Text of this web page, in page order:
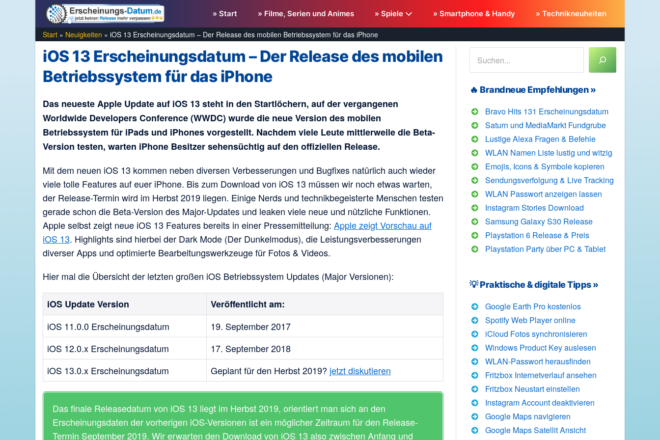
» Start » Filme, Serien und Animes » Spiele » Smartphone & Handy » Technikneuheiten
Start » Neuigkeiten » iOS 13 Erscheinungsdatum – Der Release des mobilen Betriebssystem für das iPhone
iOS 13 Erscheinungsdatum – Der Release des mobilen
Betriebssystem für das iPhone
Das neueste Apple Update auf iOS 13 steht in den Startlöchern, auf der vergangenen
Worldwide Developers Conference (WWDC) wurde die neue Version des mobilen
Betriebssystem für iPads und iPhones vorgestellt. Nachdem viele Leute mittlerweile die Beta-
Version testen, warten iPhone Besitzer sehensüchtig auf den offiziellen Release.
Mit dem neuen iOS 13 kommen neben diversen Verbesserungen und Bugfixes natürlich auch wieder
viele tolle Features auf euer iPhone. Bis zum Download von iOS 13 müssen wir noch etwas warten,
der Release-Termin wird im Herbst 2019 liegen. Einige Nerds und technikbegeisterte Menschen testen
gerade schon die Beta-Version des Major-Updates und leaken viele neue und nützliche Funktionen.
Apple selbst zeigt neue iOS 13 Features bereits in einer Pressemitteilung: Apple zeigt Vorschau auf
iOS 13. Highlights sind hierbei der Dark Mode (Der Dunkelmodus), die Leistungsverbesserungen
diverser Apps und optimierte Bearbeitungswerkzeuge für Fotos & Videos.
Hier mal die Übersicht der letzten großen iOS Betriebssystem Updates (Major Versionen):
iOS Update Version
Veröffentlicht am:
iOS 11.0.0 Erscheinungsdatum
19. September 2017
iOS 12.0.x Erscheinungsdatum
17. September 2018
iOS 13.0.x Erscheinungsdatum
Geplant für den Herbst 2019? jetzt diskutieren
Das finale Releasedatum von iOS 13 liegt im Herbst 2019, orientiert man sich an den
Erscheinungsdaten der vorherigen iOS-Versionen ist ein möglicher Zeitraum für den Release-
Termin September 2019. Wir erwarten den Download von iOS 13 also zwischen Anfang und
🔥 Brandneue Empfehlungen »
Bravo Hits 131 Erscheinungsdatum
Saturn und MediaMarkt Fundgrube
Lustige Alexa Fragen & Befehle
WLAN Namen Liste lustig und witzig
Emojis, Icons & Symbole kopieren
Sendungsverfolgung & Live Tracking
WLAN Passwort anzeigen lassen
Instagram Stories Download
Samsung Galaxy S30 Release
Playstation 6 Release & Preis
Playstation Party über PC & Tablet
💡 Praktische & digitale Tipps »
Google Earth Pro kostenlos
Spotify Web Player online
iCloud Fotos synchronisieren
Windows Product Key auslesen
WLAN-Passwort herausfinden
Fritzbox Internetverlauf ansehen
Fritzbox Neustart einstellen
Instagram Account deaktivieren
Google Maps navigieren
Google Maps Satellit Ansicht